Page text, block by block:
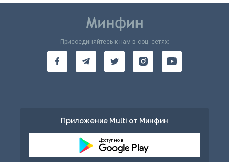
Присоединяйтесь к нам в соц. сетях:
Приложение Multi от Минфин
Доступно в